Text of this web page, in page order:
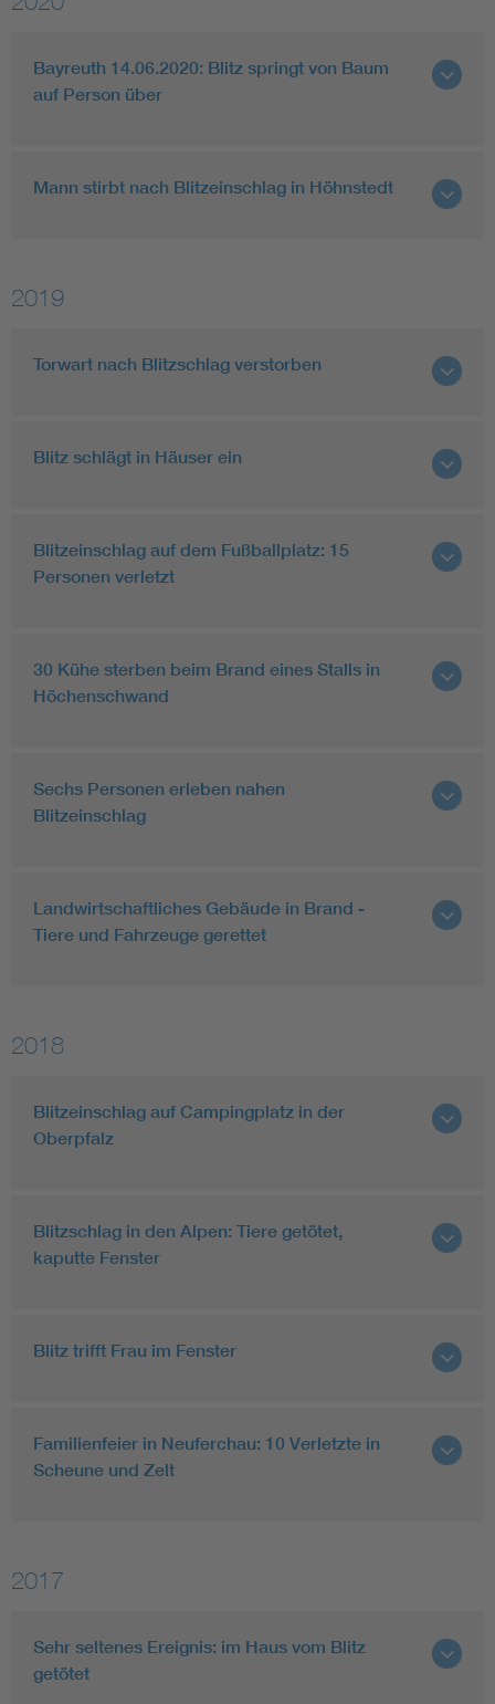
Bayreuth 14.06.2020: Blitz springt von Baum
auf Person über
Mann stirbt nach Blitzeinschlag in Höhnstedt
2019
Torwart nach Blitzschlag verstorben
Blitz schlägt in Häuser ein
Blitzeinschlag auf dem Fußballplatz: 15
Personen verletzt
30 Kühe sterben beim Brand eines Stalls in
Höchenschwand
Sechs Personen erleben nahen
Blitzeinschlag
Landwirtschaftliches Gebäude in Brand -
Tiere und Fahrzeuge gerettet
2018
Blitzeinschlag auf Campingplatz in der
Oberpfalz
Blitzschlag in den Alpen: Tiere getötet,
kaputte Fenster
Blitz trifft Frau im Fenster
Familienfeier in Neuferchau: 10 Verletzte in
Scheune und Zelt
2017
Sehr seltenes Ereignis: im Haus vom Blitz
getötet